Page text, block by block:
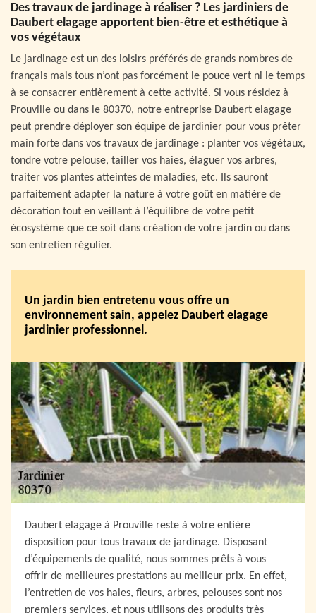
Des travaux de jardinage à réaliser ? Les jardiniers de
Daubert elagage apportent bien-être et esthétique à
vos végétaux
Le jardinage est un des loisirs préférés de grands nombres de
français mais tous n’ont pas forcément le pouce vert ni le temps
à se consacrer entièrement à cette activité. Si vous résidez à
Prouville ou dans le 80370, notre entreprise Daubert elagage
peut prendre déployer son équipe de jardinier pour vous prêter
main forte dans vos travaux de jardinage : planter vos végétaux,
tondre votre pelouse, tailler vos haies, élaguer vos arbres,
traiter vos plantes atteintes de maladies, etc. Ils sauront
parfaitement adapter la nature à votre goût en matière de
décoration tout en veillant à l’équilibre de votre petit
écosystème que ce soit dans création de votre jardin ou dans
son entretien régulier.
Un jardin bien entretenu vous offre un
environnement sain, appelez Daubert elagage
jardinier professionnel.
Daubert elagage à Prouville reste à votre entière
disposition pour tous travaux de jardinage. Disposant
d’équipements de qualité, nous sommes prêts à vous
offrir de meilleures prestations au meilleur prix. En effet,
l’entretien de vos haies, fleurs, arbres, pelouses sont nos
premiers services, et nous utilisons des produits très